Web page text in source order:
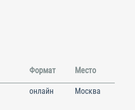
Формат Место
онлайн Москва